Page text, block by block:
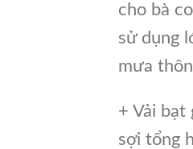
cho bà
sử dụng
mưa
+ Vải bạt
sợi tổng